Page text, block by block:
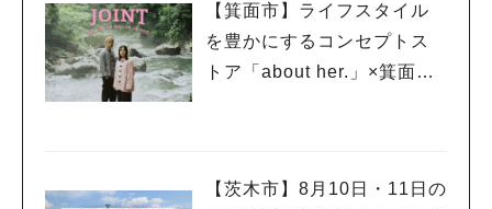
【箕面市】ライフスタイル
を豊かにするコンセプトス
トア「about her.」×箕面船
『JOINT 2!』が開催中
【茨木市】8月10日・11日の